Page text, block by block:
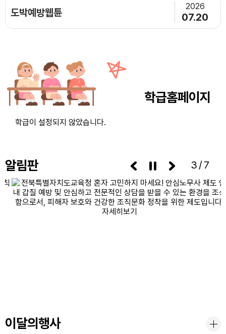
도박예방웹튠
2026
07.20
학급홈페이지
학급이 설정되지 않았습니다.
알림판 3/7
이달의행사